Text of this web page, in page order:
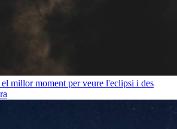
millor moment per veure l'eclipsi i des